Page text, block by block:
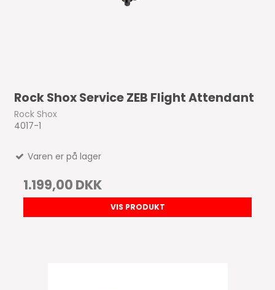
Rock Shox Service ZEB Flight Attendant
Rock Shox
4017-1
Varen er på lager
1.199,00 DKK
VIS PRODUKT